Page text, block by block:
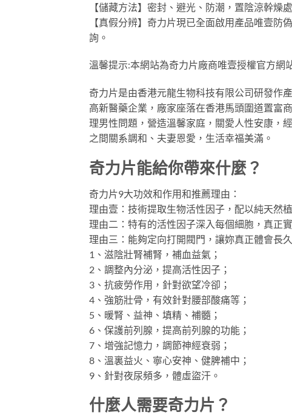
【儲藏方法】密封、避光、防潮，置陰涼幹燥
【真假分辨】奇力片現已全面啟用產品唯壹
詢。
溫馨提示:本網站為奇力片廠商唯壹授權官方網
奇力片是由香港元龍生物科技有限公司研發作
高新醫藥企業，廠家座落在香港馬頭圍道置富
理男性問題，營造溫馨家庭，關愛人性安康，
之間關系調和、夫妻恩愛，生活幸福美滿。
奇力片能給你帶來什麼？
奇力片9大功效和作用和推薦理由：
理由壹：技術提取生物活性因子，配以純天然
理由二：特有的活性因子深入每個細胞，真正
理由三：能夠定向打開閥門，讓妳真正體會長
1、滋陰壯腎補腎，補血益氣；
2、調整內分泌，提高活性因子；
3、抗疲勞作用，針對欲望冷卻；
4、強筋壯骨，有效針對腰部酸痛等；
5、暖腎、益神、填精、補髓；
6、保護前列腺，提高前列腺的功能；
7、增強記憶力，調節神經衰弱；
8、溫裏益火、寧心安神、健脾補中；
9、針對夜尿頻多，體虛盜汗。
什麼人需要奇力片？